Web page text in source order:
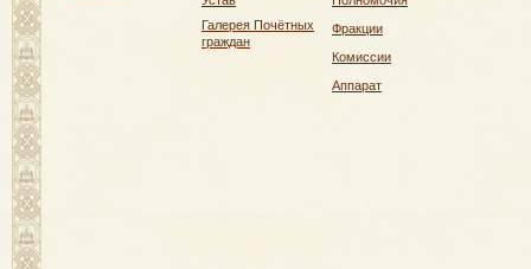
Галерея Почётных
граждан
Фракции
Комиссии
Аппарат